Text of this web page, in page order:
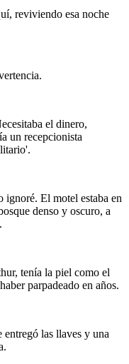
reviviendo esa noche
el dinero,
un recepcionista
ignoré. El motel estaba en
denso y oscuro, a
tenía la piel como el
parpadeado en años.
las llaves y una